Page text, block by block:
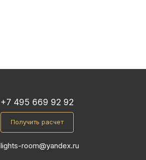
+7 495 669 92 92
Получить расчет
lights-room@yandex.ru